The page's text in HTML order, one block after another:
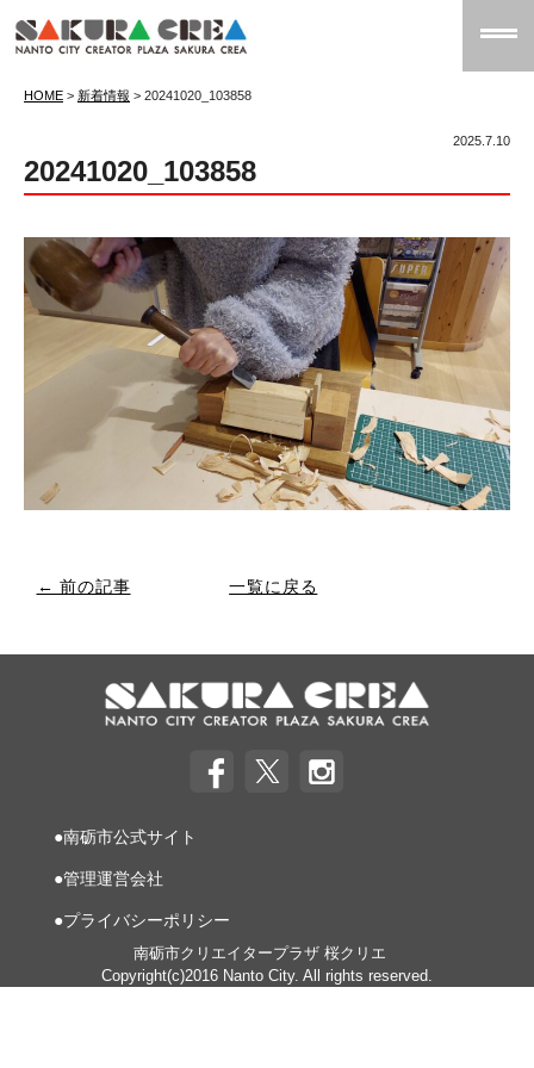
HOME > 新着情報 > 20241020_103858
2025.7.10
20241020_103858
← 前の記事 一覧に戻る
●南砺市公式サイト
●管理運営会社
●プライバシーポリシー
南砺市クリエイタープラザ 桜クリエ
Copyright(c)2016 Nanto City. All rights reserved.